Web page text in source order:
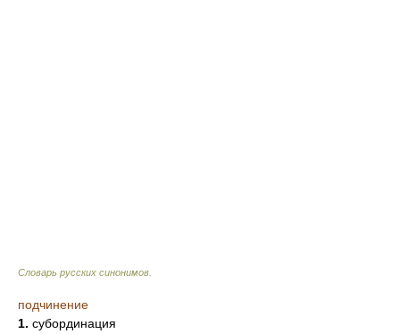
Словарь русских синонимов
подчинение
1. субординация